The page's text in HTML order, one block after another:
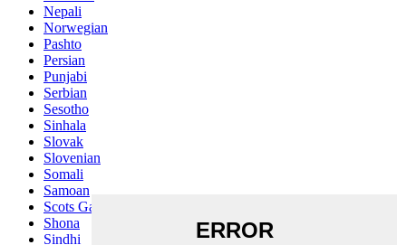
Nepali
Norwegian
Pashto
Persian
Punjabi
Serbian
Sesotho
Sinhala
Slovak
Slovenian
Somali
Samoan
Scots Gaelic
Shona
Sindhi